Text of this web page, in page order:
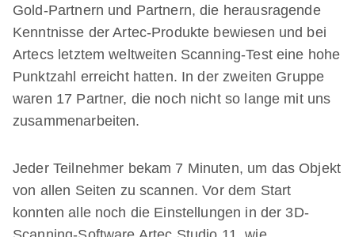
Gold-Partnern und Partnern, die herausragende
Kenntnisse der Artec-Produkte bewiesen und bei
Artecs letztem weltweiten Scanning-Test eine hohe
Punktzahl erreicht hatten. In der zweiten Gruppe
waren 17 Partner, die noch nicht so lange mit uns
zusammenarbeiten.
Jeder Teilnehmer bekam 7 Minuten, um das Objekt
von allen Seiten zu scannen. Vor dem Start
konnten alle noch die Einstellungen in der 3D-